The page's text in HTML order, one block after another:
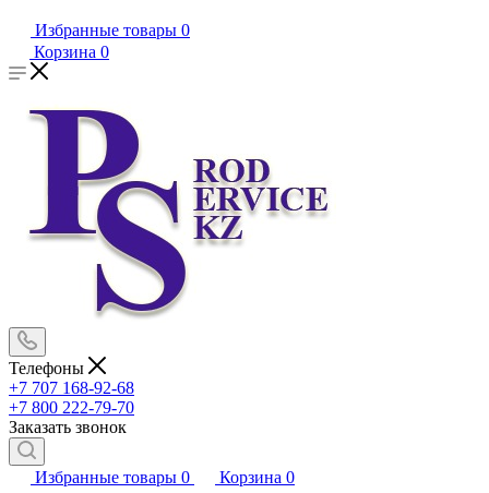
Избранные товары 0
Корзина 0
Телефоны
+7 707 168-92-68
+7 800 222-79-70
Заказать звонок
Избранные товары 0 Корзина 0